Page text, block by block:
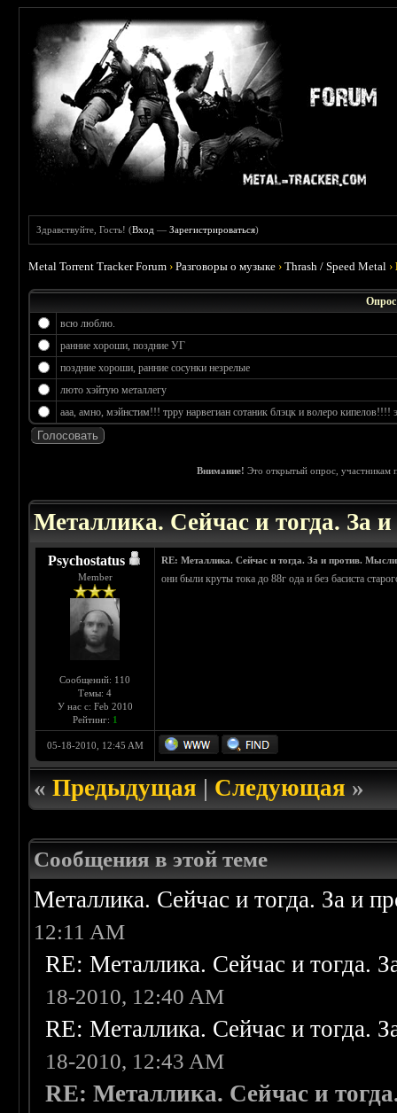
Здравствуйте, Гость! (Вход —Зарегистрироваться)
Metal Torrent Tracker Forum ›Разговоры о музыке ›Thrash / Speed Metal ›
всю люблю.
ранние хороши, поздние УГ
поздние хороши, ранние сосунки незрелые
люто хэйтую металлегу
ааа, амно, мэйнстим!!! трру нарвегиан сотаник блэцк и волеро кипелов!!!!
Внимание! Это открытый опрос, участникам
Металлика. Сейчас и тогда. За
Psychostatus
Member
Сообщений: 110
Темы: 4
У нас с: Feb 2010
Рейтинг: 1
RE: Металлика. Сейчас и тогда. За и против.
они были круты тока до 88г ода и без басиста
05-18-2010, 12:45 AM
«Предыдущая|Следующая»
Сообщения в этой теме
Металлика. Сейчас и тогда. За и
12:11 AM
RE: Металлика. Сейчас и тогда.
18-2010, 12:40 AM
RE: Металлика. Сейчас и тогда.
18-2010, 12:43 AM
RE: Металлика. Сейчас и